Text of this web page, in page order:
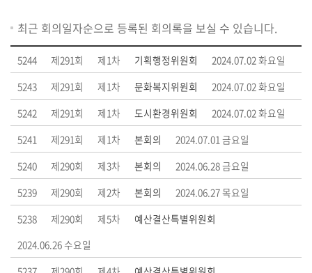
단
순
검
색
상
세
검
색
부
록
검
색
최근 회의일자순으로 등록된 회의록을 보실 수 있습니다.
5244 제291회 제1차 기획행정위원회
2024.07.02 화요일
5243
제291회 제1차 문화복지위원회
2024.07.02 화요일
5242
제291회 제1차 도시환경위원회
2024.07.02 화요일
5241
제291회 제1차 본회의
2024.07.01 금요일
5240
제290회 제3차 본회의
2024.06.28 금요일
5239
제290회 제2차 본회의
2024.06.27 목요일
5238
제290회 제5차
예산결산특별위원회
2024.06.26 수요일